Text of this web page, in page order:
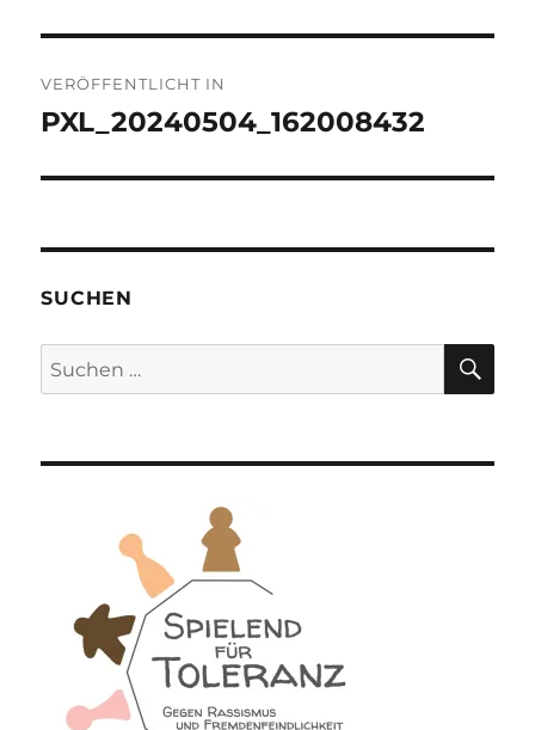
VERÖFFENTLICHT IN
PXL_20240504_162008432
SUCHEN
Suchen
nach: